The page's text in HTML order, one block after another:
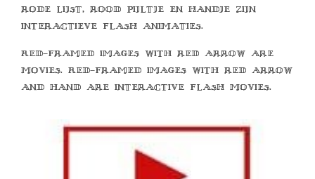
rode lijst, rood pijltje en handje zijn
interactieve flash animaties.
Red-framed images with red arrow are
movies. Red-framed images with red arrow
and hand are interactive flash movies.